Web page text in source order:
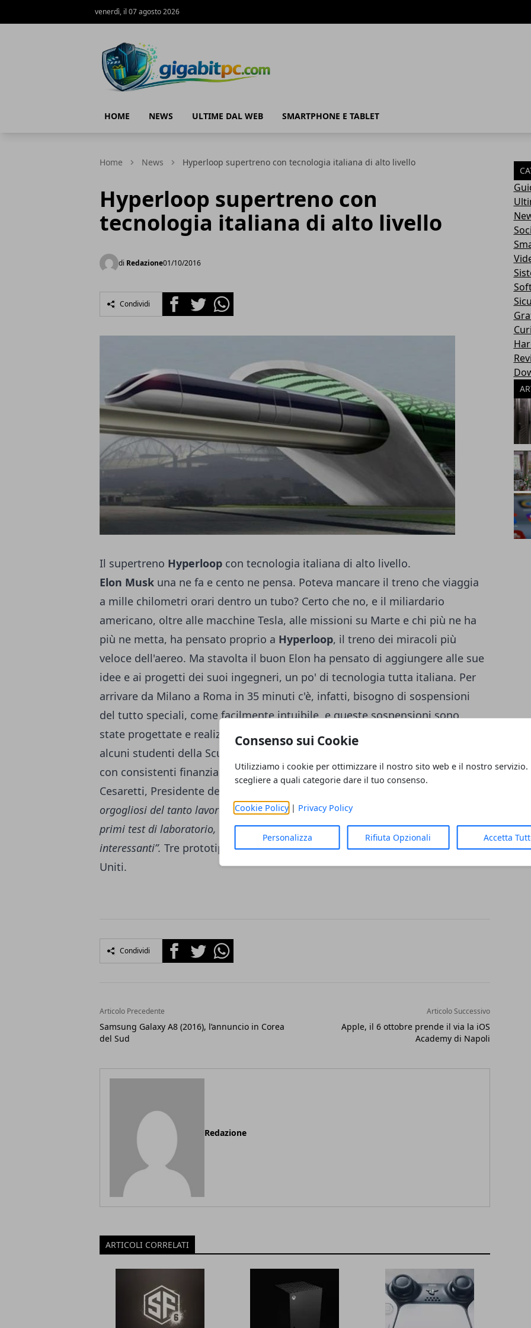
Consenso sui Cookie
Utilizziamo i cookie per ottimizzare il nostro sito web e il nostro servizio.
scegliere a quali categorie dare il tuo consenso.
Cookie Policy| Privacy Policy
Personalizza Rifiuta Opzionali Accetta
venerdì, il 07 agosto 2026
HOME NEWS ULTIME DAL WEB SMARTPHONE E TABLET
Home News Hyperloop supertreno con tecnologia italiana di alto livello
Hyperloop supertreno con
tecnologia italiana di alto livello
di Redazione01/10/2016
Condividi FacebookTwitterWhatsapp
Il supertreno Hyperloop con tecnologia italiana di alto livello.
Elon Musk una ne fa e cento ne pensa. Poteva mancare il treno che viaggia
a mille chilometri orari dentro un tubo? Certo che no, e il miliardario
americano, oltre alle macchine Tesla, alle missioni su Marte e chi più ne ha
più ne metta, ha pensato proprio a Hyperloop, il treno dei miracoli più
veloce dell'aereo. Ma stavolta il buon Elon ha pensato di aggiungere alle sue
idee e ai progetti dei suoi ingegneri, un po' di tecnologia tutta italiana. Per
arrivare da Milano a Roma in 35 minuti c'è, infatti, bisogno di sospensioni
del tutto speciali, come facilmente intuibile, e queste sospensioni sono
state progettate e realizzate dalla start-up nostrana Ales Tech, messa su da
alcuni studenti della Scuola Superiore Sant'Anna e dall'Università di Pisa,
con consistenti finanziamenti da parte di alcune imprese italiane. Dice Luca
Cesaretti, Presidente della Start-up: “
orgogliosi del tanto lavoro svolto in questi mesi. Siamo molto soddisfatti dei
primi test di laboratorio, la tecnologia funziona e ha margini di sviluppo molto
interessanti”. Tre prototipi delle sospensioni sono stati già inviati negli Stati
Uniti.
Condividi FacebookTwitterWhatsapp
Articolo Precedente
Samsung Galaxy A8 (2016), l’annuncio in Corea
del Sud
Articolo Successivo
Apple, il 6 ottobre prende il via la iOS
Academy di Napoli
Redazione
ARTICOLI CORRELATI